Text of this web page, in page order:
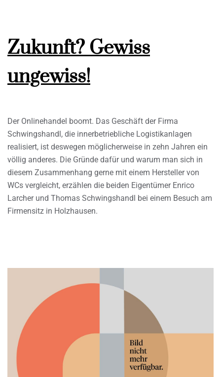
Zukunft? Gewiss
ungewiss!
Der Onlinehandel boomt. Das Geschäft der Firma
Schwingshandl, die innerbetriebliche Logistikanlagen
realisiert, ist deswegen möglicherweise in zehn Jahren ein
völlig anderes. Die Gründe dafür und warum man sich in
diesem Zusammenhang gerne mit einem Hersteller von
WCs vergleicht, erzählen die beiden Eigentümer Enrico
Larcher und Thomas Schwingshandl bei einem Besuch am
Firmensitz in Holzhausen.